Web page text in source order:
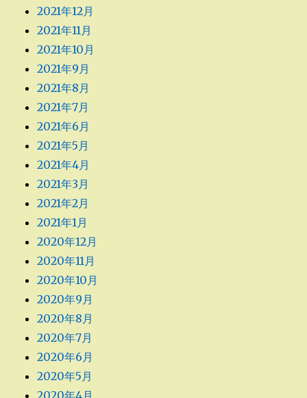
2021年12月
2021年11月
2021年10月
2021年9月
2021年8月
2021年7月
2021年6月
2021年5月
2021年4月
2021年3月
2021年2月
2021年1月
2020年12月
2020年11月
2020年10月
2020年9月
2020年8月
2020年7月
2020年6月
2020年5月